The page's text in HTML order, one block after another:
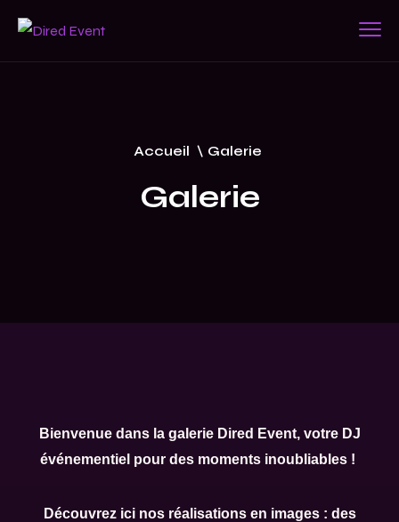
Accueil \ Galerie
Galerie
Bienvenue dans la galerie Dired Event, votre DJ
événementiel pour des moments inoubliables !
Découvrez ici nos réalisations en images : des